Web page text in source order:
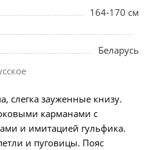
164-170 см
Беларусь
слегка зауженные книзу.
карманами с
и имитацией гульфика.
и пуговицы. Пояс